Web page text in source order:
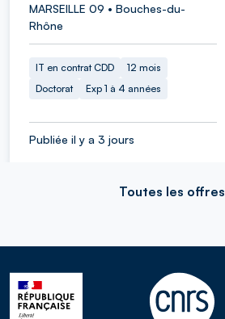
MARSEILLE 09 • Bouches-du-
Rhône
IT en contrat CDD
12 mois
Doctorat
Exp 1 à 4 années
Publiée il y a 3 jours
Toutes les offres